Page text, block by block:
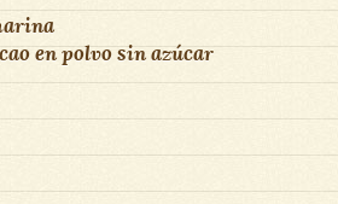
en polvo sin azúcar